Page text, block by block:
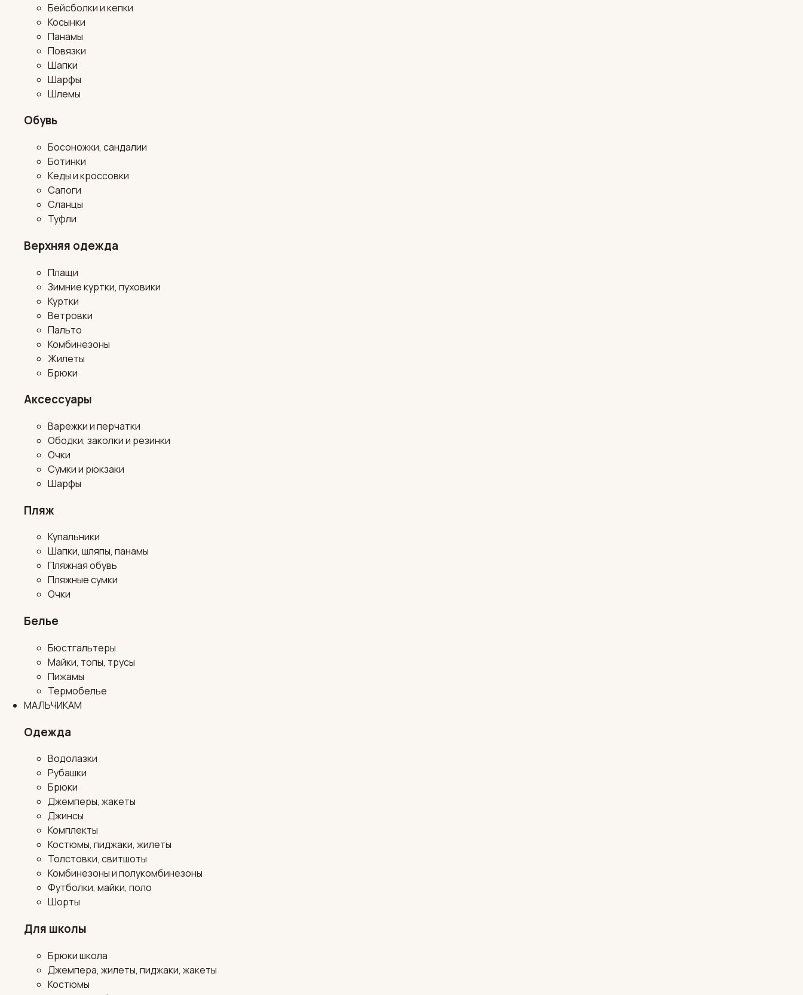
Бейсболки и кепки
Косынки
Панамы
Повязки
Шапки
Шарфы
Шлемы
Обувь
Босоножки, сандалии
Ботинки
Кеды и кроссовки
Сапоги
Сланцы
Туфли
Верхняя одежда
Плащи
Зимние куртки, пуховики
Куртки
Ветровки
Пальто
Комбинезоны
Жилеты
Брюки
Аксессуары
Варежки и перчатки
Ободки, заколки и резинки
Очки
Сумки и рюкзаки
Шарфы
Пляж
Купальники
Шапки, шляпы, панамы
Пляжная обувь
Пляжные сумки
Очки
Белье
Бюстгальтеры
Майки, топы, трусы
Пижамы
Термобелье
МАЛЬЧИКАМ
Одежда
Водолазки
Рубашки
Брюки
Джемперы, жакеты
Джинсы
Комплекты
Костюмы, пиджаки, жилеты
Толстовки, свитшоты
Комбинезоны и полукомбинезоны
Футболки, майки, поло
Шорты
Для школы
Брюки школа
Джемпера, жилеты, пиджаки, жакеты
Костюмы